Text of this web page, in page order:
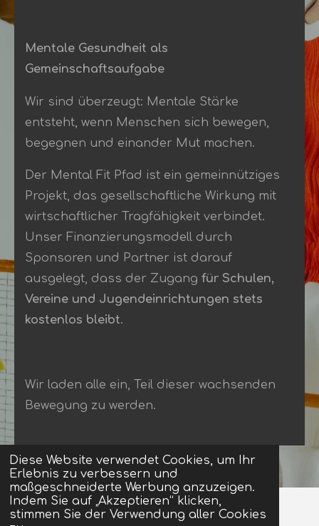
Diese Website verwendet Cookies, um Ihr
Erlebnis zu verbessern und
maßgeschneiderte Werbung anzuzeigen.
Indem Sie auf „Akzeptieren“ klicken,
stimmen Sie der Verwendung aller Cookies
Mentale Gesundheit als
Gemeinschaftsaufgabe
Wir sind überzeugt: Mentale Stärke
entsteht, wenn Menschen sich bewegen,
begegnen und einander Mut machen.
Der Mental Fit Pfad ist ein gemeinnütziges
Projekt, das gesellschaftliche Wirkung mit
wirtschaftlicher Tragfähigkeit verbindet.
Unser Finanzierungsmodell durch
Sponsoren und Partner ist darauf
ausgelegt, dass der Zugang für Schulen,
Vereine und Jugendeinrichtungen stets
kostenlos bleibt.
Wir laden alle ein, Teil dieser wachsenden
Bewegung zu werden.